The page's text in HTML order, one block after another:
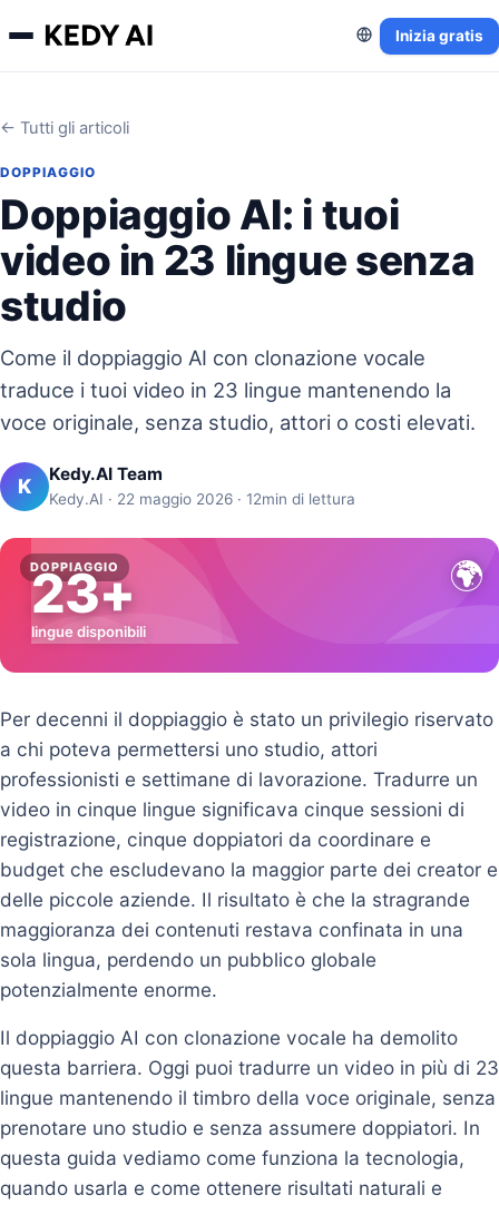
Inizia gratis
← Tutti gli articoli
DOPPIAGGIO
Doppiaggio AI: i tuoi
video in 23 lingue senza
studio
Come il doppiaggio AI con clonazione vocale
traduce i tuoi video in 23 lingue mantenendo la
voce originale, senza studio, attori o costi elevati.
K Kedy.AI Team
Kedy.AI · 22 maggio 2026 · 12min di lettura
DOPPIAGGIO 🌍
23+
lingue disponibili
Per decenni il doppiaggio è stato un privilegio riservato
a chi poteva permettersi uno studio, attori
professionisti e settimane di lavorazione. Tradurre un
video in cinque lingue significava cinque sessioni di
registrazione, cinque doppiatori da coordinare e
budget che escludevano la maggior parte dei creator e
delle piccole aziende. Il risultato è che la stragrande
maggioranza dei contenuti restava confinata in una
sola lingua, perdendo un pubblico globale
potenzialmente enorme.
Il doppiaggio AI con clonazione vocale ha demolito
questa barriera. Oggi puoi tradurre un video in più di 23
lingue mantenendo il timbro della voce originale, senza
prenotare uno studio e senza assumere doppiatori. In
questa guida vediamo come funziona la tecnologia,
quando usarla e come ottenere risultati naturali e